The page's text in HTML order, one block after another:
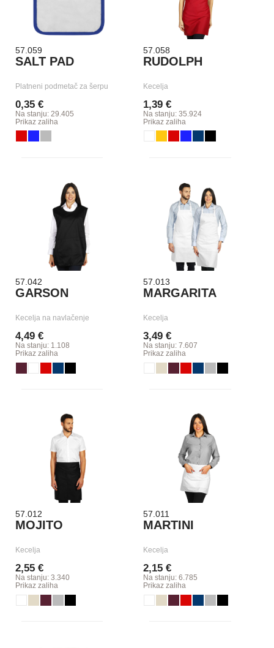
57.059
SALT PAD
Platneni podmetač za šerpu
0,35 €
Na stanju: 29.405
Prikaz zaliha
57.058
RUDOLPH
Kecelja
1,39 €
Na stanju: 35.924
Prikaz zaliha
57.042
GARSON
Kecelja na navlačenje
4,49 €
Na stanju: 1.108
Prikaz zaliha
57.013
MARGARITA
Kecelja
3,49 €
Na stanju: 7.607
Prikaz zaliha
57.012
MOJITO
Kecelja
2,55 €
Na stanju: 3.340
Prikaz zaliha
57.011
MARTINI
Kecelja
2,15 €
Na stanju: 6.785
Prikaz zaliha